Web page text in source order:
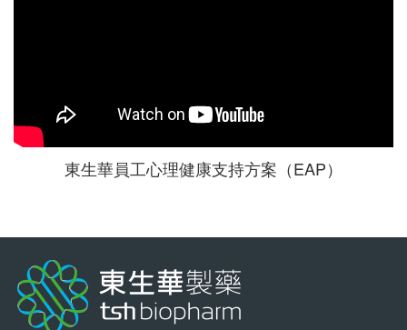
東生華員工心理健康支持方案（EAP）